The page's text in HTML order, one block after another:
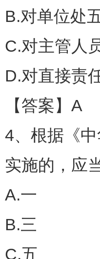
B.对单位处
C.对主管人
D.对直接责
【答案】A
4、根据《
实施的，应
A.一
B.三
C.五